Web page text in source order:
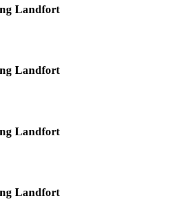
Landfort
Landfort
Landfort
Landfort